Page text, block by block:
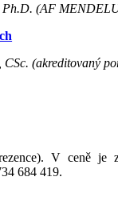
Ph.D. (AF
(akreditovaný
V ceně je
684 419.